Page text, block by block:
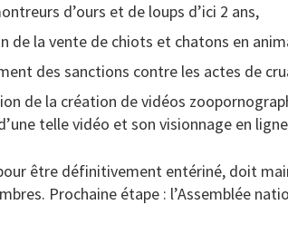
d’ours et de loups d’ici 2 ans,
de la vente de chiots et chatons en
des sanctions contre les actes de
de la création de vidéos
telle vidéo et son visionnage en
être définitivement entériné, doit
Prochaine étape : l’Assemblée